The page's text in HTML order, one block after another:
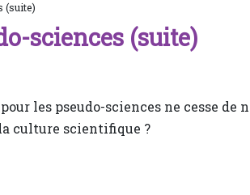
(suite)
sciences (suite)
les pseudo-sciences ne cesse de
culture scientifique ?